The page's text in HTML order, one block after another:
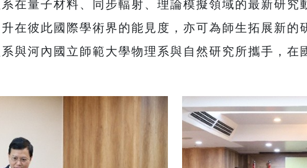
在量子材料、同步輻射、理論模擬領域的最新研究
在彼此國際學術界的能見度，亦可為師生拓展新的
與河內國立師範大學物理系與自然研究所攜手，在